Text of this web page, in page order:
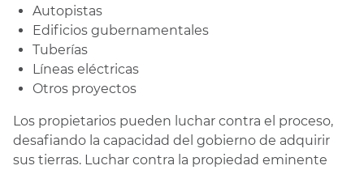
Autopistas
Edificios gubernamentales
Tuberías
Líneas eléctricas
Otros proyectos
Los propietarios pueden luchar contra el proceso,
desafiando la capacidad del gobierno de adquirir
sus tierras. Luchar contra la propiedad eminente